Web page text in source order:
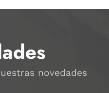
novedades